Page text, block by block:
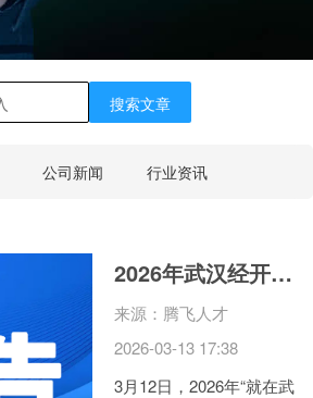
搜索文章
公司新闻 行业资讯
2026年武汉经开区春季首场校招走进湖北工业大学
来源：腾飞人才
2026-03-13 17:38
3月12日，2026年“就在武